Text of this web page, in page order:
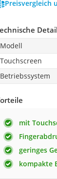
Preisvergleich
Modell
Touchscreen
Betriebssystem
mit
geringes
kompakte